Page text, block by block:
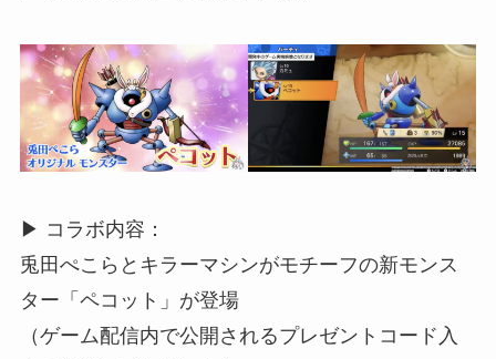
▶︎ コラボ内容：
兎田ぺこらとキラーマシンがモチーフの新モンス
ター「ペコット」が登場
（ゲーム配信内で公開されるプレゼントコード入